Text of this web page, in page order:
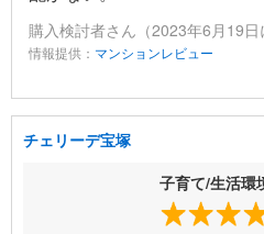
購入検討者さん（2023年6月19日
情報提供： マンションレビュー
チェリーデ宝塚
子育て/生活環